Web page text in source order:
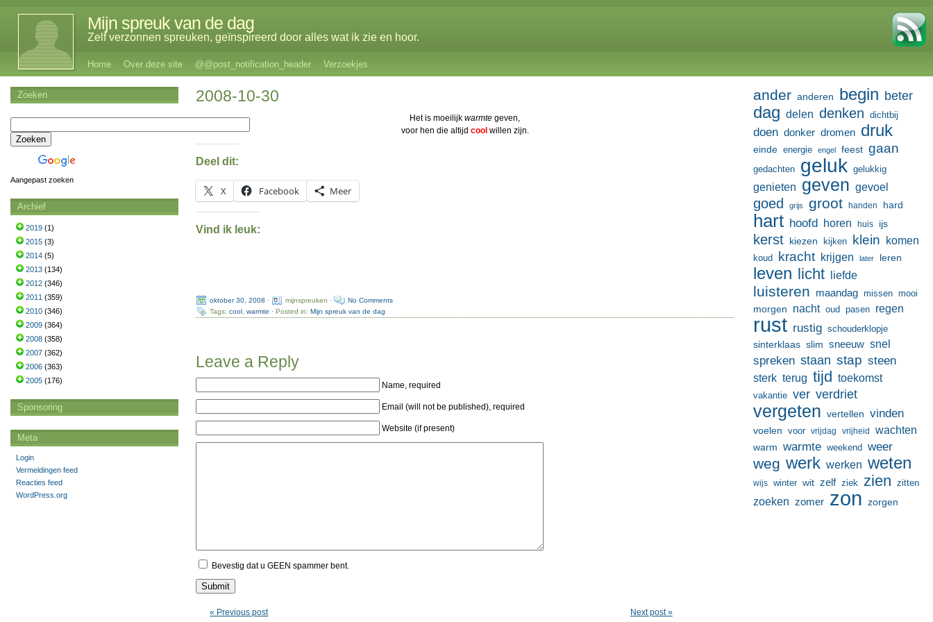
Mijn spreuk van de dag
Zelf verzonnen spreuken, geïnspireerd door alles wat ik zie en hoor.
Home Over deze site @@post_notification_header Verzoekjes
2008-10-30
Het is moeilijkwarmte geven,
voor hen die altijd cool willen zijn.
Deel dit:
X Facebook Meer
Vind ik leuk:
oktober 30, 2008 · mijnspreuken ·
No Comments
Tags:cool ,warmte · Posted in:Mijn spreuk van de dag
Leave a Reply
Name, required
Email (will not be published), required
Website (if present)
Bevestig dat u GEEN spammer bent.
« Previous post Next post »
ander anderen begin beter
dag delen denken dichtbij
doen donker dromen druk
einde energie engel feest gaan
gedachten geluk gelukkig
genieten geven gevoel
goed grijs groot handen hard
hart hoofd horen huis ijs
kerst kiezen kijken klein komen
koud kracht krijgen later leren
leven licht liefde
luisteren maandag missen mooi
morgen nacht oud pasen regen
rust rustig schouderklopje
sinterklaas slim sneeuw snel
spreken staan stap steen
sterk terug tijd toekomst
vakantie ver verdriet
vergeten vertellen vinden
voelen voor vrijdag vrijheid wachten
warm warmte weekend weer
weg werk werken weten
wijs winter wit zelf ziek zien zitten
zoeken zomer zon zorgen
Zoeken
Aangepast zoeken
Archief
2019 (1)
2015 (3)
2014 (5)
2013 (134)
2012 (346)
2011 (359)
2010 (346)
2009 (364)
2008 (358)
2007 (362)
2006 (363)
2005 (176)
Sponsoring
Meta
Login
Vermeldingen feed
Reacties feed
WordPress.org